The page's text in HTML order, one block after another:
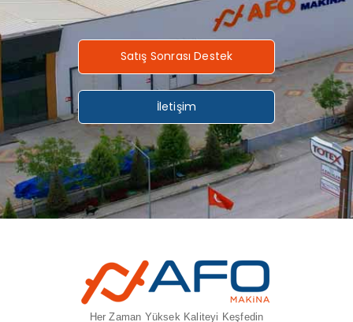
Satış Sonrası Destek
İletişim
Her Zaman Yüksek Kaliteyi Keşfedin